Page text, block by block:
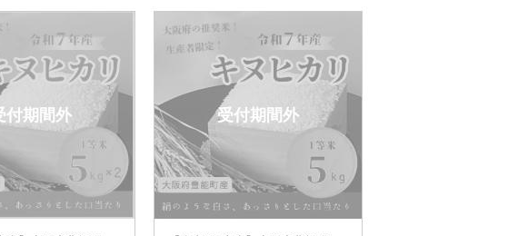
解除
さとふる限定のお礼品
定期便
さとふるアプリdeワンストップ申請
対象
い順
順
付期間外 受付期間外